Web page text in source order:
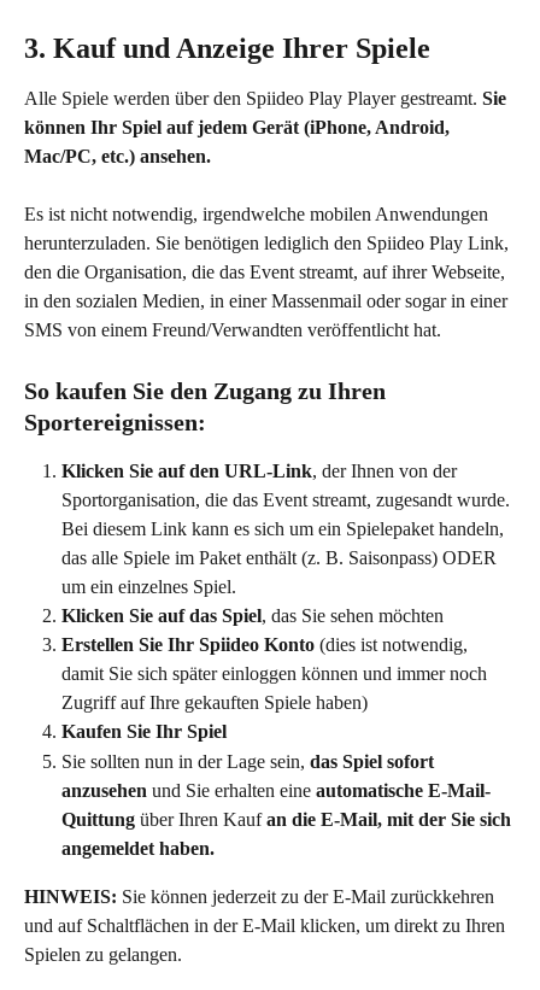
3. Kauf und Anzeige Ihrer Spiele
Alle Spiele werden über den Spiideo Play Player gestreamt. Sie
können Ihr Spiel auf jedem Gerät (iPhone, Android,
Mac/PC, etc.) ansehen.
Es ist nicht notwendig, irgendwelche mobilen Anwendungen
herunterzuladen. Sie benötigen lediglich den Spiideo Play Link,
den die Organisation, die das Event streamt, auf ihrer Webseite,
in den sozialen Medien, in einer Massenmail oder sogar in einer
SMS von einem Freund/Verwandten veröffentlicht hat.
So kaufen Sie den Zugang zu Ihren
Sportereignissen:
Klicken Sie auf den URL-Link, der Ihnen von der
Sportorganisation, die das Event streamt, zugesandt wurde.
Bei diesem Link kann es sich um ein Spielepaket handeln,
das alle Spiele im Paket enthält (z. B. Saisonpass) ODER
um ein einzelnes Spiel.
Klicken Sie auf das Spiel, das Sie sehen möchten
Erstellen Sie Ihr Spiideo Konto (dies ist notwendig,
damit Sie sich später einloggen können und immer noch
Zugriff auf Ihre gekauften Spiele haben)
Kaufen Sie Ihr Spiel
Sie sollten nun in der Lage sein, das Spiel sofort
anzusehen und Sie erhalten eine automatische E-Mail-
Quittung über Ihren Kauf an die E-Mail, mit der Sie sich
angemeldet haben.
HINWEIS: Sie können jederzeit zu der E-Mail zurückkehren
und auf Schaltflächen in der E-Mail klicken, um direkt zu Ihren
Spielen zu gelangen.